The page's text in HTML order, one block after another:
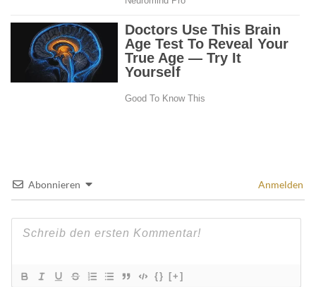
Abonnieren Anmelden
{} [+]